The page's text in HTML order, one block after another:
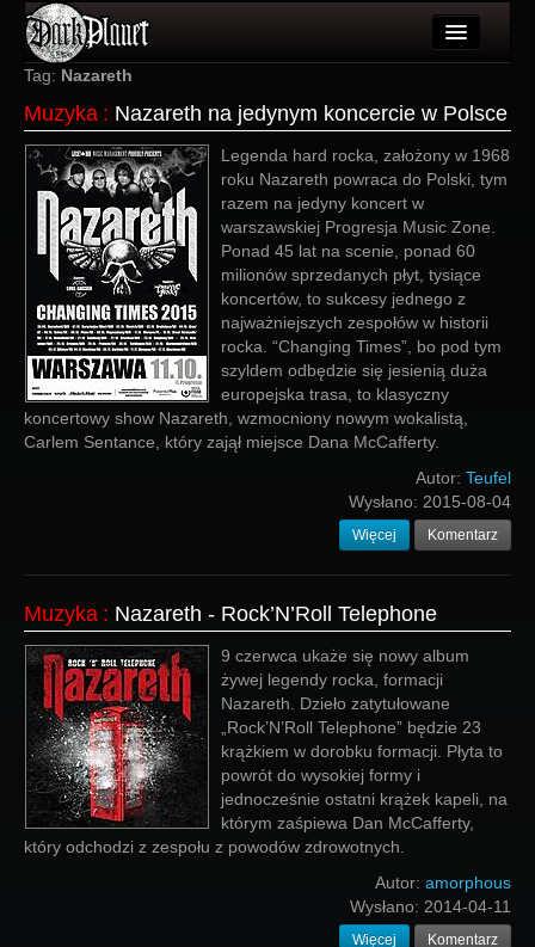
Artykuły
Użytkownicy
Wydarzenia
Galeria
Forum
Więcej
Login
Tag: Nazareth
Muzyka : Nazareth na jedynym koncercie w Polsce
Legenda hard rocka, założony w 1968
roku Nazareth powraca do Polski, tym
razem na jedyny koncert w
warszawskiej Progresja Music Zone.
Ponad 45 lat na scenie, ponad 60
milionów sprzedanych płyt, tysiące
koncertów, to sukcesy jednego z
najważniejszych zespołów w historii
rocka. “Changing Times”, bo pod tym
szyldem odbędzie się jesienią duża
europejska trasa, to klasyczny
koncertowy show Nazareth, wzmocniony nowym wokalistą,
Carlem Sentance, który zajął miejsce Dana McCafferty.
Autor: Teufel
Wysłano: 2015-08-04
Więcej Komentarz
Muzyka : Nazareth - Rock’N’Roll Telephone
9 czerwca ukaże się nowy album
żywej legendy rocka, formacji
Nazareth. Dzieło zatytułowane
„Rock’N’Roll Telephone” będzie 23
krążkiem w dorobku formacji. Płyta to
powrót do wysokiej formy i
jednocześnie ostatni krążek kapeli, na
którym zaśpiewa Dan McCafferty,
który odchodzi z zespołu z powodów zdrowotnych.
Autor: amorphous
Wysłano: 2014-04-11
Więcej Komentarz